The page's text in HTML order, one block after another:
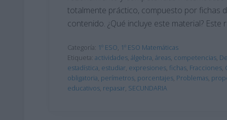
totalmente práctico, compuesto por fichas
contenido. ¿Qué incluye este material? Este
Categoría: 1º ESO, 1º ESO Matemáticas
Etiqueta: actividades, álgebra, áreas, competencias,
estadística, estudiar, expresiones, fichas, Fracciones,
obligatoria, perímetros, porcentajes, Problemas,
educativos, repasar, SECUNDARIA